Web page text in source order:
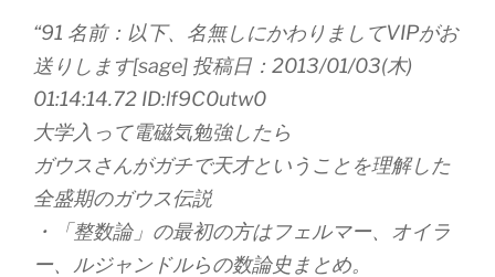
“91 名前：以下、名無しにかわりましてVIPがお
送りします[sage] 投稿日：2013/01/03(木)
01:14:14.72 ID:lf9C0utw0
大学入って電磁気勉強したら
ガウスさんがガチで天才ということを理解した
全盛期のガウス伝説
・「整数論」の最初の方はフェルマー、オイラ
ー、ルジャンドルらの数論史まとめ。